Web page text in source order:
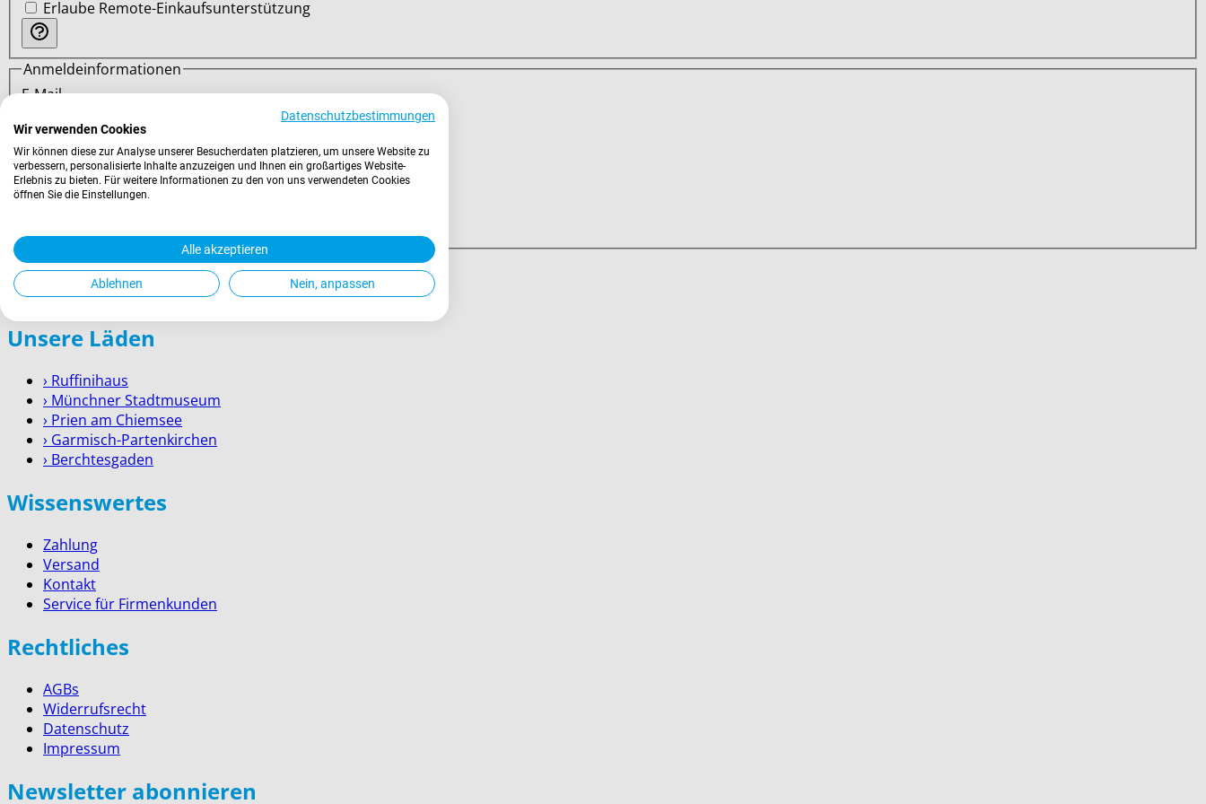
Erlaube Remote-Einkaufsunterstützung
Anmeldeinformationen
E-Mail
Passwort
Password
hidden
Passwortstärke:Kein Passwort
Passwort bestätigen
password
hidden
Ein Konto erstellen
Zurück
Unsere Läden
› Ruffinihaus
› Münchner Stadtmuseum
› Prien am Chiemsee
› Garmisch-Partenkirchen
› Berchtesgaden
Wissenswertes
Zahlung
Versand
Kontakt
Service für Firmenkunden
Rechtliches
AGBs
Widerrufsrecht
Datenschutz
Impressum
Newsletter abonnieren
Datenschutzbestimmungen
Wir verwenden Cookies
Wir können diese zur Analyse unserer Besucherdaten platzieren, um unsere Website zu
verbessern, personalisierte Inhalte anzuzeigen und Ihnen ein großartiges Website-
Erlebnis zu bieten. Für weitere Informationen zu den von uns verwendeten Cookies
öffnen Sie die Einstellungen.
Alle akzeptieren
Ablehnen Nein, anpassen